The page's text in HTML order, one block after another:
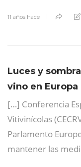
11 años hace
Luces y
vino en
[…] Conferencia
Vitivinícolas
Parlamento
mantener las